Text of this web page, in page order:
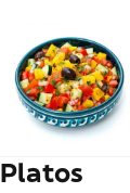
Platos